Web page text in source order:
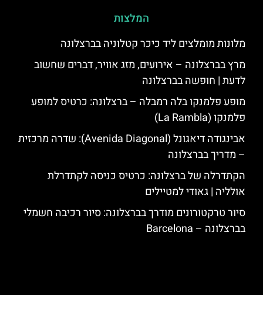
המלצות
מלונות מומלצים ליד כיכר קטלוניה בברצלונה
מרץ בברצלונה – אירועים, מזג אוויר, דברים שחשוב
לדעת | חופשה בברצלונה
מופע פלמנקו בלה רמבלה – ברצלונה: כרטיס למופע
פלמנקו (La Rambla)
אבינגודה דיאגונל (Avenida Diagonal): שדרה מרכזית
– מדריך בברצלונה
הקתדרלה של ברצלונה: כרטיס כניסה לקתדרלת
אולליה | גאודי למטיילים
סיור טרקטורונים מודרך בברצלונה: סיור רכיבה חשמלי
בברצלונה – Barcelona